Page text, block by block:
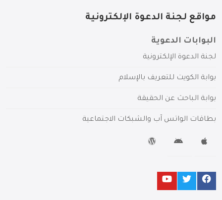
مواقع لجنة الدعوة الإلكترونية
البوابات الدعوية
لجنة الدعوة الإلكترونية
بوابة الكويت للتعريف بالإسلام
بوابة الباحث عن الحقيقة
بطاقات الواتس آب والشبكات الاجتماعية